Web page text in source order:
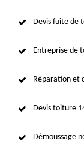
Devis fuite de
Entreprise de
Réparation et
Devis toiture
Démoussage